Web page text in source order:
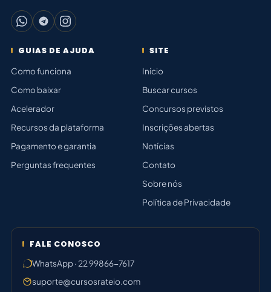
GUIAS DE AJUDA
Como funciona
Como baixar
Acelerador
Recursos da plataforma
Pagamento e garantia
Perguntas frequentes
SITE
Início
Buscar cursos
Concursos previstos
Inscrições abertas
Notícias
Contato
Sobre nós
Política de Privacidade
FALE CONOSCO
WhatsApp · 22 99866-7617
suporte@cursosrateio.com